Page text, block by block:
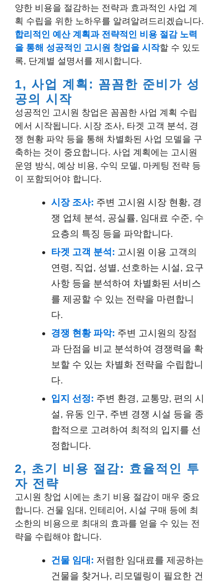
양한 비용을 절감하는 전략과 효과적인 사업 계
획 수립을 위한 노하우를 알려알려드리겠습니다.
합리적인 예산 계획과 전략적인 비용 절감 노력
을 통해 성공적인 고시원 창업을 시작할 수 있도
록, 단계별 설명서를 제시합니다.
1, 사업 계획: 꼼꼼한 준비가 성
공의 시작
성공적인 고시원 창업은 꼼꼼한 사업 계획 수립
에서 시작됩니다. 시장 조사, 타겟 고객 분석, 경
쟁 현황 파악 등을 통해 차별화된 사업 모델을 구
축하는 것이 중요합니다. 사업 계획에는 고시원
운영 방식, 예상 비용, 수익 모델, 마케팅 전략 등
이 포함되어야 합니다.
시장 조사: 주변 고시원 시장 현황, 경
쟁 업체 분석, 공실률, 임대료 수준, 수
요층의 특징 등을 파악합니다.
타겟 고객 분석: 고시원 이용 고객의
연령, 직업, 성별, 선호하는 시설, 요구
사항 등을 분석하여 차별화된 서비스
를 제공할 수 있는 전략을 마련합니
다.
경쟁 현황 파악: 주변 고시원의 장점
과 단점을 비교 분석하여 경쟁력을 확
보할 수 있는 차별화 전략을 수립합니
다.
입지 선정: 주변 환경, 교통망, 편의 시
설, 유동 인구, 주변 경쟁 시설 등을 종
합적으로 고려하여 최적의 입지를 선
정합니다.
2, 초기 비용 절감: 효율적인 투
자 전략
고시원 창업 시에는 초기 비용 절감이 매우 중요
합니다. 건물 임대, 인테리어, 시설 구매 등에 최
소한의 비용으로 최대의 효과를 얻을 수 있는 전
략을 수립해야 합니다.
건물 임대: 저렴한 임대료를 제공하는
건물을 찾거나, 리모델링이 필요한 건